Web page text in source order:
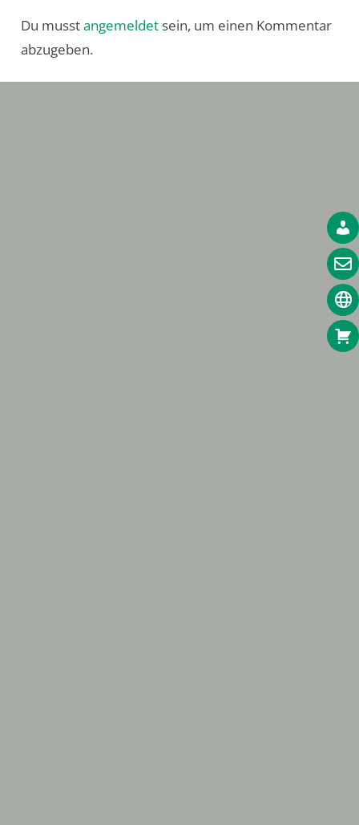
Du musstangemeldetsein, um einen Kommentar
abzugeben.